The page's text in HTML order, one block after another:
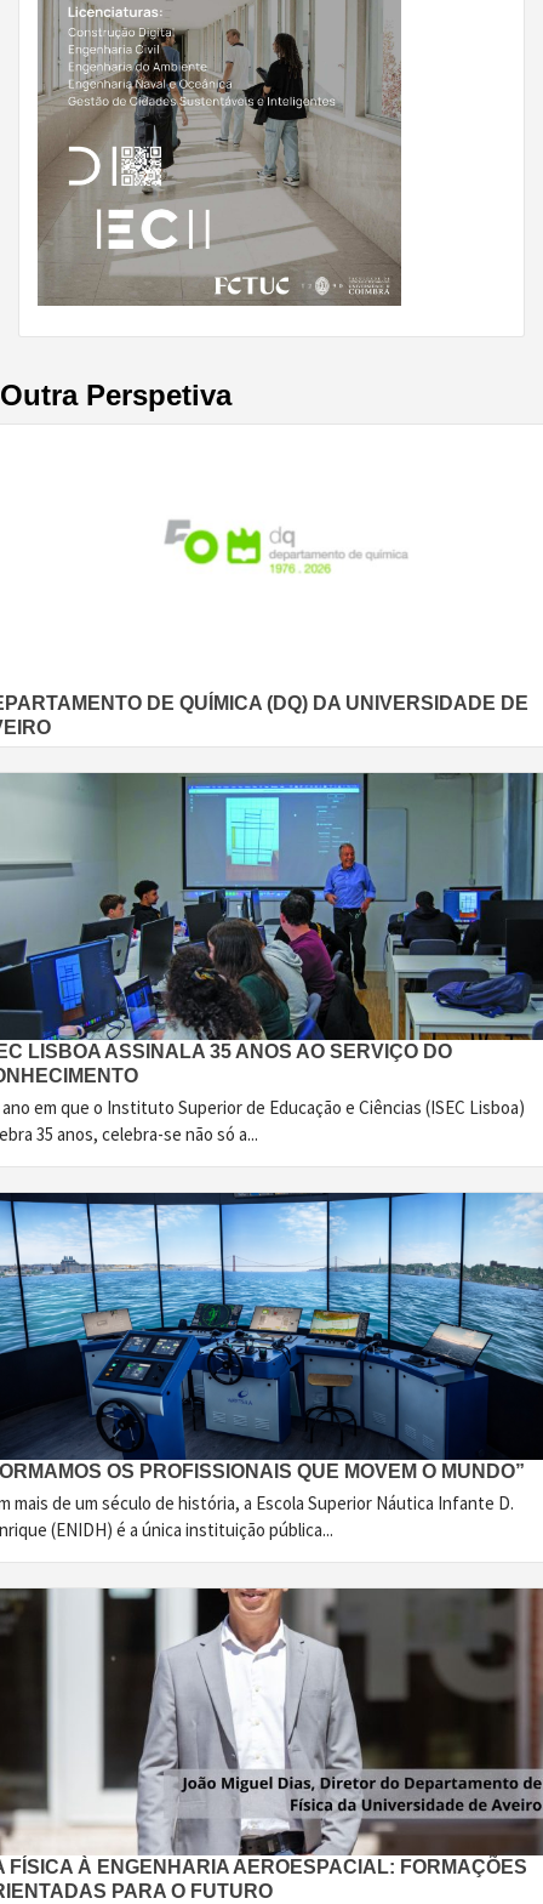
Outra Perspetiva
DE QUÍMICA (DQ) DA UNIVERSIDADE DE
LISBOA ASSINALA 35 ANOS AO SERVIÇO DO
em que o Instituto Superior de Educação e Ciências (ISEC Lisboa)
35 anos, celebra-se não só a...
OS PROFISSIONAIS QUE MOVEM O MUNDO”
mais de um século de história, a Escola Superior Náutica Infante D.
(ENIDH) é a única instituição pública...
FÍSICA À ENGENHARIA AEROESPACIAL: FORMAÇÕES
PARA O FUTURO